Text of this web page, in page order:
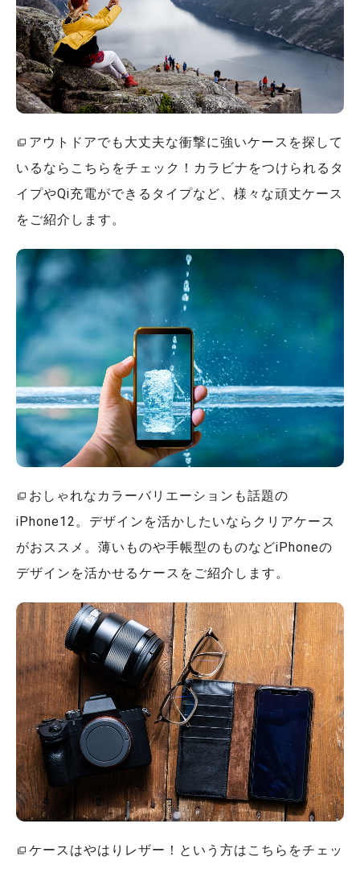
アウトドアでも大丈夫な衝撃に強いケースを探して
いるならこちらをチェック！カラビナをつけられるタ
イプやQi充電ができるタイプなど、様々な頑丈ケース
をご紹介します。
おしゃれなカラーバリエーションも話題の
iPhone12。デザインを活かしたいならクリアケース
がおススメ。薄いものや手帳型のものなどiPhoneの
デザインを活かせるケースをご紹介します。
ケースはやはりレザー！という方はこちらをチェッ